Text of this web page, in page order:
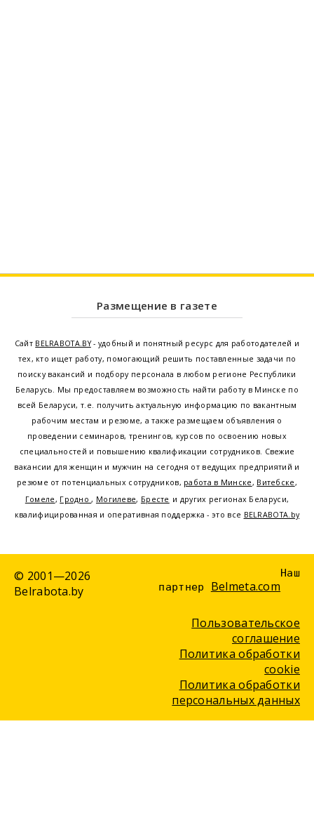
Размещение в газете
Сайт BELRABOTA.BY- удобный и понятный ресурс для работодателей и
тех, кто ищет работу, помогающий решить поставленные задачи по
поиску вакансий и подбору персонала в любом регионе Республики
Беларусь. Мы предоставляем возможность найти работу в Минске по
всей Беларуси, т.е. получить актуальную информацию по вакантным
рабочим местам и резюме, а также размещаем объявления о
проведении семинаров, тренингов, курсов по освоению новых
специальностей и повышению квалификации сотрудников. Свежие
вакансии для женщин и мужчин на сегодня от ведущих предприятий и
резюме от потенциальных сотрудников, работа в Минске, Витебске,
Гомеле, Гродно, Могилеве, Бресте и других регионах Беларуси,
квалифицированная и оперативная поддержка - это все BELRABOTA.by
© 2001—2026
Belrabota.by
Наш
партнер
Belmeta.com
Пользовательское
соглашение
Политика обработки
cookie
Политика обработки
персональных данных